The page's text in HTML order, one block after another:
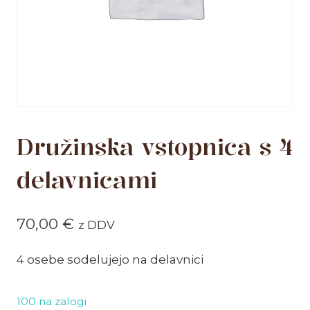
Družinska vstopnica s 4
delavnicami
70,00 € z DDV
4 osebe sodelujejo na delavnici
100 na zalogi